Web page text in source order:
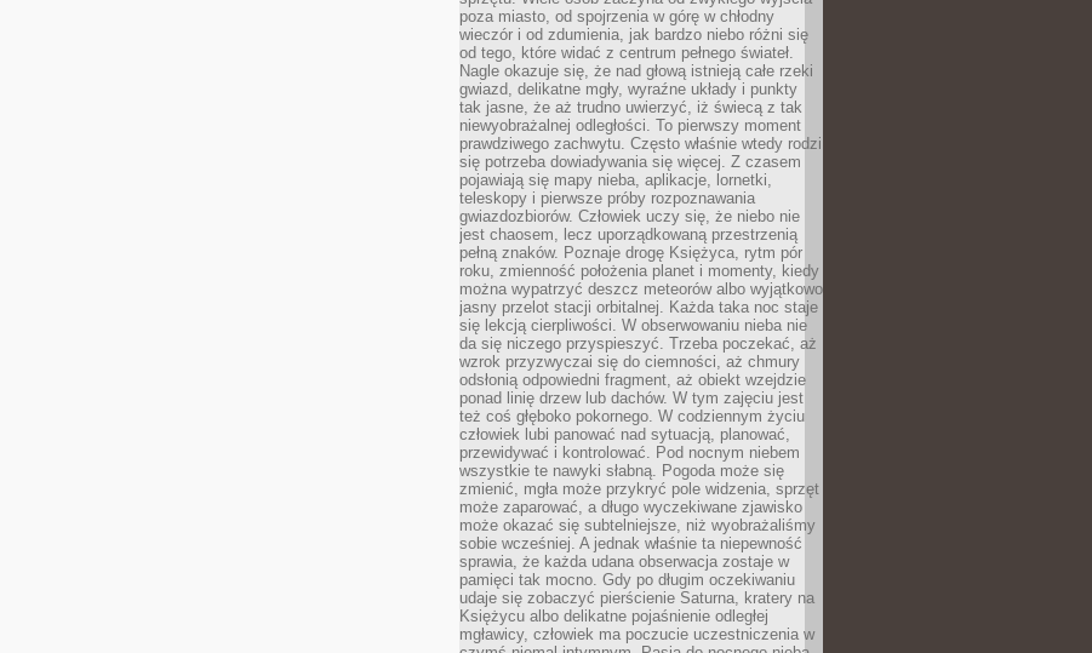
poza miasto, od spojrzenia w górę w chłodny
wieczór i od zdumienia, jak bardzo niebo różni się
od tego, które widać z centrum pełnego świateł.
Nagle okazuje się, że nad głową istnieją całe rzeki
gwiazd, delikatne mgły, wyraźne układy i punkty
tak jasne, że aż trudno uwierzyć, iż świecą z tak
niewyobrażalnej odległości. To pierwszy moment
prawdziwego zachwytu. Często właśnie wtedy rodzi
się potrzeba dowiadywania się więcej. Z czasem
pojawiają się mapy nieba, aplikacje, lornetki,
teleskopy i pierwsze próby rozpoznawania
gwiazdozbiorów. Człowiek uczy się, że niebo nie
jest chaosem, lecz uporządkowaną przestrzenią
pełną znaków. Poznaje drogę Księżyca, rytm pór
roku, zmienność położenia planet i momenty, kiedy
można wypatrzyć deszcz meteorów albo wyjątkowo
jasny przelot stacji orbitalnej. Każda taka noc staje
się lekcją cierpliwości. W obserwowaniu nieba nie
da się niczego przyspieszyć. Trzeba poczekać, aż
wzrok przyzwyczai się do ciemności, aż chmury
odsłonią odpowiedni fragment, aż obiekt wzejdzie
ponad linię drzew lub dachów. W tym zajęciu jest
też coś głęboko pokornego. W codziennym życiu
człowiek lubi panować nad sytuacją, planować,
przewidywać i kontrolować. Pod nocnym niebem
wszystkie te nawyki słabną. Pogoda może się
zmienić, mgła może przykryć pole widzenia, sprzęt
może zaparować, a długo wyczekiwane zjawisko
może okazać się subtelniejsze, niż wyobrażaliśmy
sobie wcześniej. A jednak właśnie ta niepewność
sprawia, że każda udana obserwacja zostaje w
pamięci tak mocno. Gdy po długim oczekiwaniu
udaje się zobaczyć pierścienie Saturna, kratery na
Księżycu albo delikatne pojaśnienie odległej
mgławicy, człowiek ma poczucie uczestniczenia w